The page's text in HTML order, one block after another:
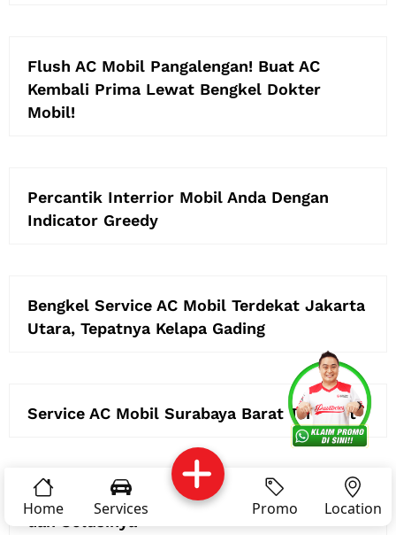
About Us
Reservasi Article
Home Services Promo Location
Flush AC Mobil Pangalengan! Buat AC
Kembali Prima Lewat Bengkel Dokter
Mobil!
Percantik Interrior Mobil Anda Dengan
Indicator Greedy
Bengkel Service AC Mobil Terdekat Jakarta
Utara, Tepatnya Kelapa Gading
Service AC Mobil Surabaya Barat Tercepat
Kenali! Lampu Indikator Mobil Kedap Kedip